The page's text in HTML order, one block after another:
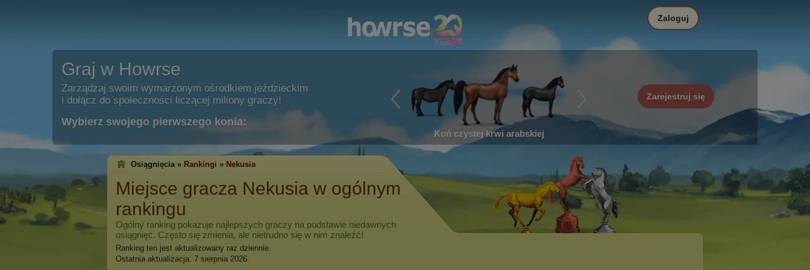
Graj w Howrse
Zarządzaj swoim wymarzonym ośrodkiem jeździeckim
i dołącz do społeczności liczącej miliony graczy!
Wybierz swojego pierwszego konia:
Koń czystej krwi arabskiej
Zarejestruj się
Zaloguj
Osiągnięcia » Rankingi » Nekusia
Miejsce gracza Nekusia w ogólnym
rankingu
Ogólny ranking pokazuje najlepszych graczy na podstawie niedawnych
osiągnięć. Często się zmienia, ale nietrudno się w nim znaleźć!
Ranking ten jest aktualizowany raz dziennie.
Ostatnia aktualizacja: 7 sierpnia 2026.